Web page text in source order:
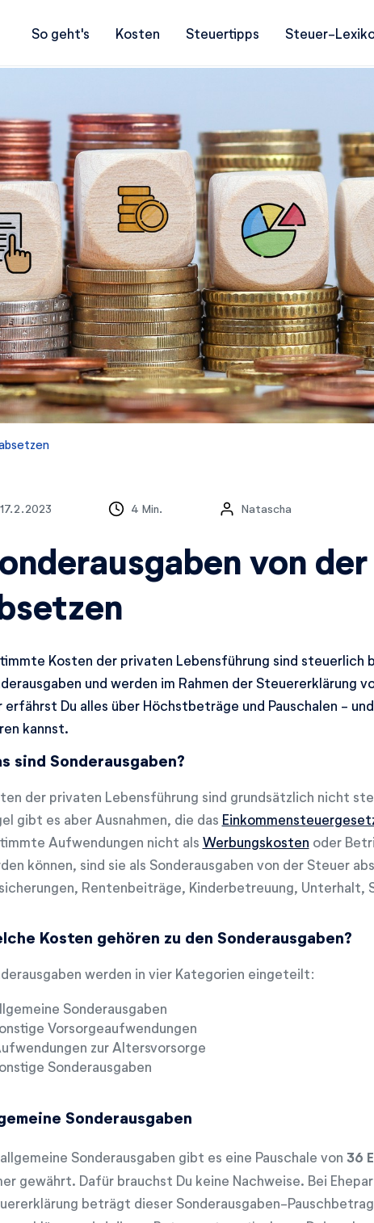
So geht's Kosten Steuertipps Steuer-
17.2.2023 4 Min. Natascha
von
Kosten der privaten Lebensführung sind steuerlich
und werden im Rahmen der Steuererklärung
erfährst Du alles über Höchstbeträge und Pauschalen -
kannst.
sind Sonderausgaben?
der privaten Lebensführung sind grundsätzlich nicht
gibt es aber Ausnahmen, die das
Aufwendungen nicht als Werbungskosten oder
können, sind sie als Sonderausgaben von der Steuer
Rentenbeiträge, Kinderbetreuung, Unterhalt,
Kosten gehören zu den Sonderausgaben?
werden in vier Kategorien eingeteilt:
Sonderausgaben
Vorsorgeaufwendungen
zur Altersvorsorge
Sonderausgaben
Sonderausgaben
Sonderausgaben gibt es eine Pauschale von 36
gewährt. Dafür brauchst Du keine Nachweise. Bei
beträgt dieser Sonderausgaben-Pauschbetrag